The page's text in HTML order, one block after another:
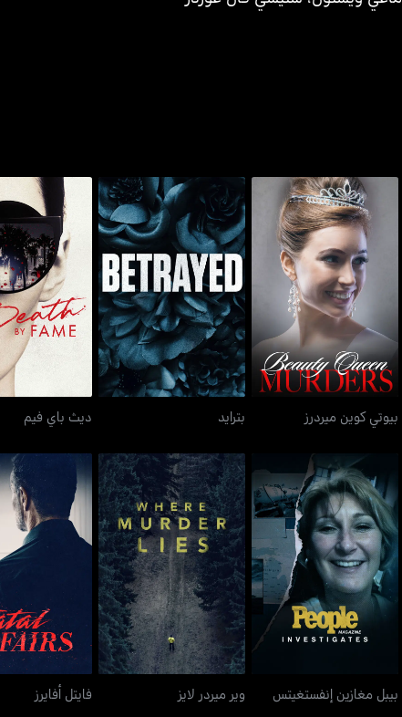
بيوتي كوين ميردرز
بيوتي كوين ميردرز
بترايد
بترايد
ديث باي
ديث باي فيم
بيبل مغازين إنفستغيتس
بيبل مغازين إنفستغيتس
وير ميردر لايز
وير ميردر لايز
فايتل
فايتل أفايرز